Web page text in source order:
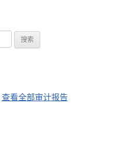
查看全部审计报告